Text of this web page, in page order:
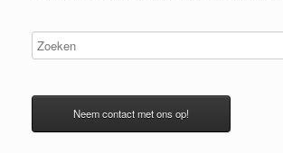
Neem contact met ons op!